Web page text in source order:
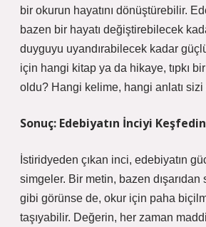
bir okurun hayatını dönüştürebilir.
bazen bir hayatı değiştirebilecek
duyguyu uyandırabilecek kadar
için hangi kitap ya da hikaye, tıpkı
oldu? Hangi kelime, hangi anlatı
Sonuç: Edebiyatın İnciyi Keşfedin
İstiridyeden çıkan inci, edebiyatın
simgeler. Bir metin, bazen dışarıdan
gibi görünse de, okur için paha
taşıyabilir. Değerin, her zaman